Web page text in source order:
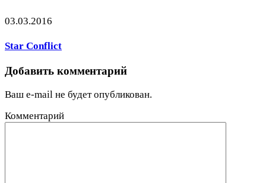
03.03.2016
Star Conflict
Добавить комментарий
Ваш e-mail не будет опубликован.
Комментарий